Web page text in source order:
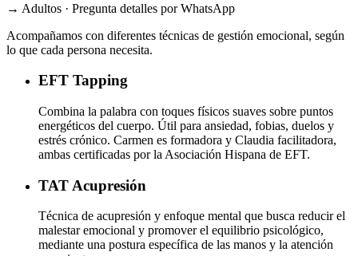
→ Adultos · Pregunta detalles por WhatsApp
Acompañamos con diferentes técnicas de gestión emocional, según
lo que cada persona necesita.
EFT Tapping
Combina la palabra con toques físicos suaves sobre puntos
energéticos del cuerpo. Útil para ansiedad, fobias, duelos y
estrés crónico. Carmen es formadora y Claudia facilitadora,
ambas certificadas por la Asociación Hispana de EFT.
TAT Acupresión
Técnica de acupresión y enfoque mental que busca reducir el
malestar emocional y promover el equilibrio psicológico,
mediante una postura específica de las manos y la atención